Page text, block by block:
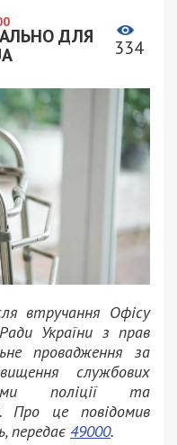
ДЛЯ
334
втручання Офісу
України з прав
провадження за
службових
поліції та
Про це повідомив
передає 49000.